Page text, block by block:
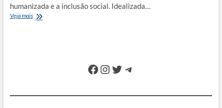
humanizada e a inclusão social. Idealizada…
Veja maisProjeto
Facebook
Instagram
Twitter
Telegram